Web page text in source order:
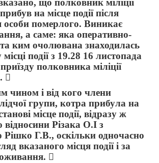
що полковник міліції
на місце події після
особи померлого. Виникає
а саме: яка оперативно-
ким очолювана знаходилась
події з 19.28 16 листопада
полковника міліції

чином і від кого члени
групи, котра прибула на
місце події, відразу ж
відносини Різака О.І з
Г.В., оскільки одночасно
вказаного місця події і за
